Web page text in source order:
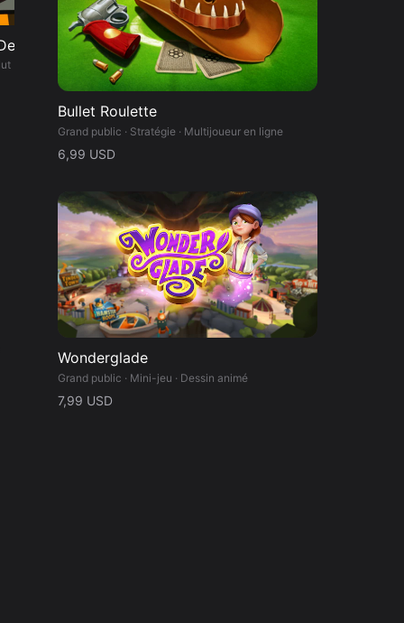
Hands
Le pack Catch Deez Hands inclut 3 paires de gants : FoamRun— qui sont les plus grands? Smooth Operator— enfilez celle d'un agent secret qui va mourir… Gants Git Gud— les codes de triche sont interdits
4,99 USD
Bullet Roulette
Grand public · Stratégie · Multijoueur en ligne
6,99 USD
Wonderglade
Grand public · Mini-jeu · Dessin animé
7,99 USD